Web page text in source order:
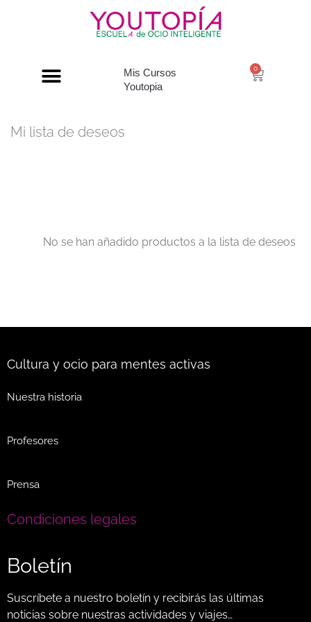
Mis Cursos
Youtopia
0
Mi lista de deseos
No se han añadido productos a la lista de deseos
Cultura y ocio para mentes activas
Nuestra historia
Profesores
Prensa
Condiciones legales
Boletín
Suscríbete a nuestro boletín y recibirás las últimas
noticias sobre nuestras actividades y viajes…